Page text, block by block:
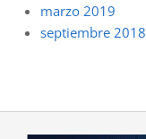
marzo 2019
septiembre 2018